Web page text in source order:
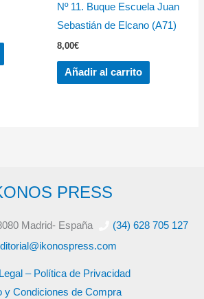
Nº 11. Buque Escuela Juan
Sebastián de Elcano (A71)
8,00€
Añadir al carrito
PRESS
Madrid- España
(34) 628 705 127
– Política de Privacidad
y Condiciones de Compra